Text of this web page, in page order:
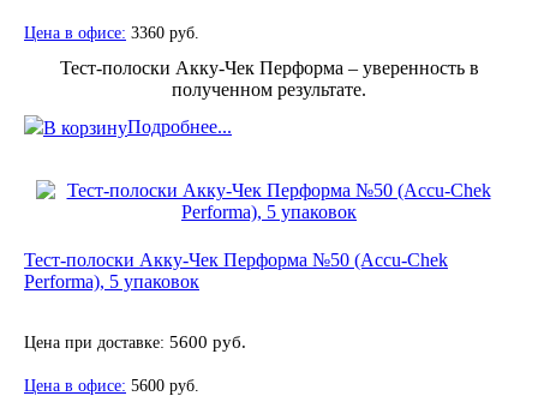
Цена в офисе: 3360 руб.
Тест-полоски Акку-Чек Перформа – уверенность в
полученном результате.
В корзинуПодробнее...
Тест-полоски Акку-Чек Перформа №50 (Accu-Chek
Performa), 5 упаковок
Цена при доставке: 5600 руб.
Цена в офисе: 5600 руб.